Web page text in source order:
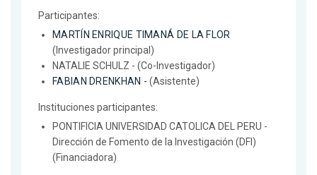
Participantes:
MARTÍN ENRIQUE TIMANÁ DE LA FLOR
(Investigador principal)
NATALIE SCHULZ - (Co-Investigador)
FABIAN DRENKHAN - (Asistente)
Instituciones participantes:
PONTIFICIA UNIVERSIDAD CATOLICA DEL PERU -
Dirección de Fomento de la Investigación (DFI)
(Financiadora)